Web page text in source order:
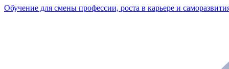
Обучение для смены профессии, роста в карьере и